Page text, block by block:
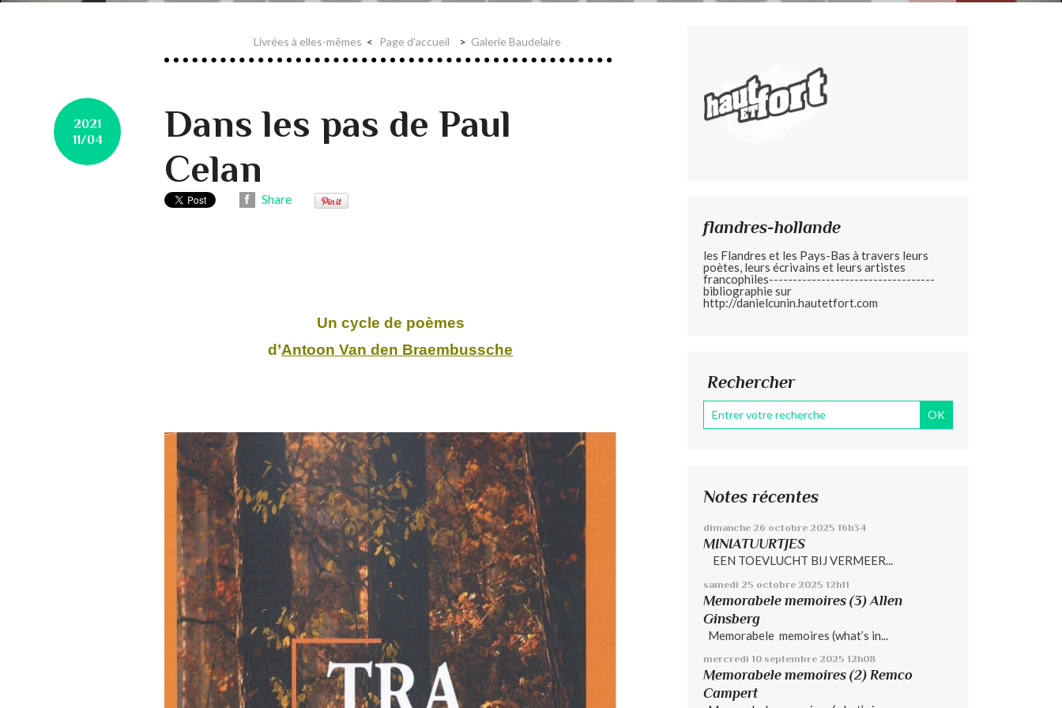
Livrées à elles-mêmes Page d'accueil Galerie Baudelaire
2021
11/04
Dans les pas de Paul
Celan
Share
Un cycle de poèmes
d’Antoon Van den Braembussche
flandres-hollande
les Flandres et les Pays-Bas à travers leurs
poètes, leurs écrivains et leurs artistes
francophiles-----------------------------------
bibliographie sur
http://danielcunin.hautetfort.com
Rechercher
Notes récentes
dimanche 26 octobre 2025 16h34
MINIATUURTJES
EEN TOEVLUCHT BIJ VERMEER...
samedi 25 octobre 2025 12h11
Memorabele memoires (3) Allen
Ginsberg
Memorabele memoires (what’s in...
mercredi 10 septembre 2025 12h08
Memorabele memoires (2) Remco
Campert